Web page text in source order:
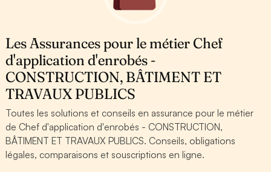
Les Assurances pour le métier Chef
d'application d'enrobés -
CONSTRUCTION, BÂTIMENT ET
TRAVAUX PUBLICS
Toutes les solutions et conseils en assurance pour le métier
de Chef d'application d'enrobés - CONSTRUCTION,
BÂTIMENT ET TRAVAUX PUBLICS. Conseils, obligations
légales, comparaisons et souscriptions en ligne.